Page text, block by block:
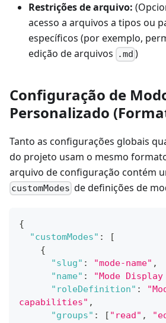
Restrições de arquivo:
acesso a arquivos a tipos ou
específicos (por exemplo,
edição de arquivos
.md )
Configuração de
Personalizado
Tanto as configurações globais
do projeto usam o mesmo formato
arquivo de configuração contém
customModes de definições de
{
"customModes" :
[
{
"slug" : "mode-name" ,
"name" : "Mode Display
"roleDefinition" :
capabilities" ,
"groups" : [ "read" ,